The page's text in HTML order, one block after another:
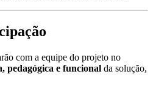
com a equipe do projeto no
pedagógica e funcional da solução,